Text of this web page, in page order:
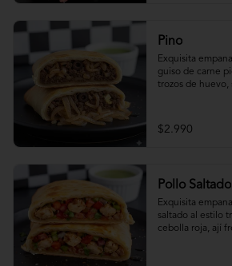
Pino
Exquisita
guiso de carne
trozos de huevo,
$2.990
Pollo Saltado
Exquisita
saltado al estilo
cebolla roja, ají